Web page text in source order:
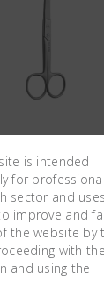
is intended
for
sector and uses
improve and
the website by
with the
and using the